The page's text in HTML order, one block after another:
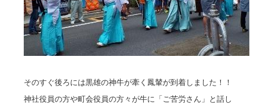
そのすぐ後ろには黒雄の神牛が牽く鳳輦が到着しました！！
神社役員の方や町会役員の方々が牛に「ご苦労さん」と話し